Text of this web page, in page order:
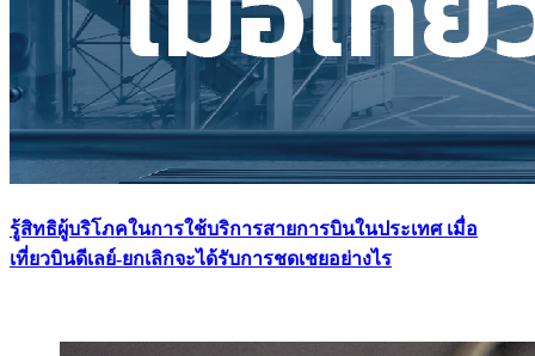
รู้สิทธิผู้บริโภคในการใช้บริการสายการบินในประเทศ เมื่อ
เที่ยวบินดีเลย์-ยกเลิกจะได้รับการชดเชยอย่างไร